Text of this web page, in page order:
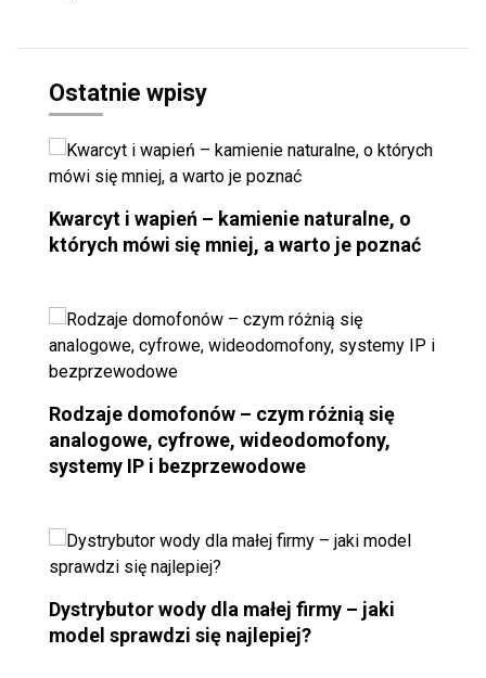
Ostatnie wpisy
Kwarcyt i wapień – kamienie naturalne, o
których mówi się mniej, a warto je poznać
Rodzaje domofonów – czym różnią się
analogowe, cyfrowe, wideodomofony,
systemy IP i bezprzewodowe
Dystrybutor wody dla małej firmy – jaki
model sprawdzi się najlepiej?